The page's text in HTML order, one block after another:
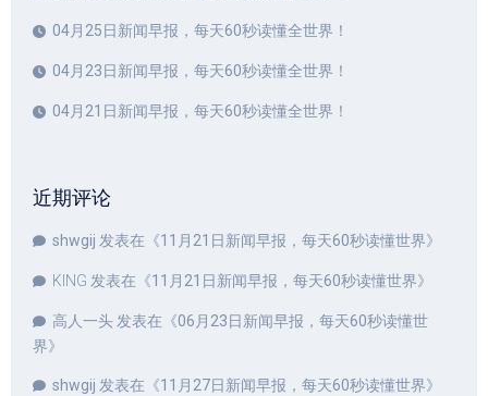
04月25日新闻早报，每天60秒读懂全世界！
04月23日新闻早报，每天60秒读懂全世界！
04月21日新闻早报，每天60秒读懂全世界！
近期评论
shwgij 发表在《11月21日新闻早报，每天60秒读懂世界》
KING 发表在《11月21日新闻早报，每天60秒读懂世界》
高人一头发表在《06月23日新闻早报，每天60秒读懂世
界》
shwgij 发表在《11月27日新闻早报，每天60秒读懂世界》